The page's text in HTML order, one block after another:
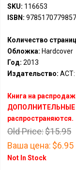
SKU: 116653
ISBN: 9785170779857
Количество
Обложка: Hardcover
Год: 2013
Издательство: АСТ:
Книга на
ДОПОЛНИТЕЛЬНЫЕ
распространяются.
Old Price:$15.95
Ваша цена: $6.95
Not In Stock